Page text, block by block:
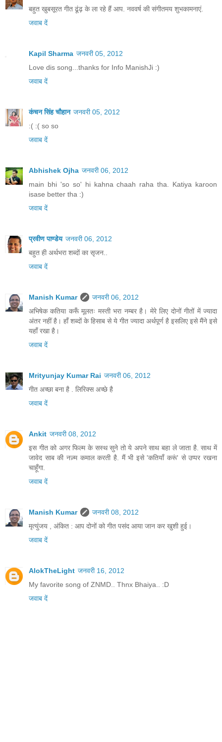
बहुत खुबसूरत गीत ढूंढ़ के ला रहे हैं आप. नववर्ष की संगीतमय शुभकामनाएं.
जवाब दें
Kapil Sharma जनवरी 05, 2012
Love dis song...thanks for Info ManishJi :)
जवाब दें
कंचन सिंह चौहान जनवरी 05, 2012
:( :( so so
जवाब दें
Abhishek Ojha जनवरी 06, 2012
main bhi 'so so' hi kahna chaah raha tha. Katiya karoon
isase better tha :)
जवाब दें
प्रवीण पाण्डेय जनवरी 06, 2012
बहुत ही अर्थभरा शब्दों का सृजन..
जवाब दें
Manish Kumar
जनवरी 06, 2012
अभिषेक कतिया करूँ मूलतः मस्ती भरा नम्बर है। मेरे लिए दोनों गीतों में ज्यादा
अंतर नहीं है। हाँ शब्दों के हिसाब से ये गीत ज्यादा अर्थपूर्ण है इसलिए इसे मैंने इसे
यहाँ रखा है।
जवाब दें
Mrityunjay Kumar Rai जनवरी 06, 2012
गीत अच्छा बना है . लिरिक्स अच्छे है
जवाब दें
Ankit जनवरी 08, 2012
इस गीत को अगर फिल्म के सस्थ सुने तो ये अपने साथ बहा ले जाता है. साथ में
जावेद साब की नज़्म कमाल करती है. मैं भी इसे 'कतियाँ करूं' से उप्पर रखना
चाहूँगा.
जवाब दें
Manish Kumar
जनवरी 08, 2012
मृत्युंजय , अंकित : आप दोनों को गीत पसंद आया जान कर खुशी हुई।
जवाब दें
AlokTheLight जनवरी 16, 2012
My favorite song of ZNMD.. Thnx Bhaiya.. :D
जवाब दें